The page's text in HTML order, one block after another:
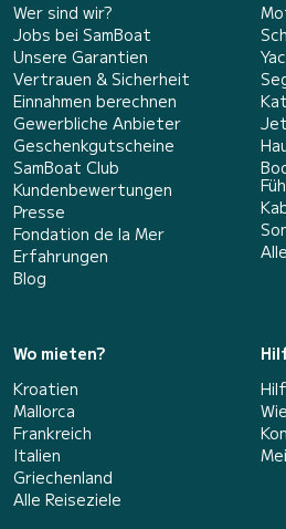
Wer sind wir?
Jobs bei SamBoat
Unsere Garantien
Vertrauen & Sicherheit
Einnahmen berechnen
Gewerbliche Anbieter
Geschenkgutscheine
SamBoat Club
Kundenbewertungen
Presse
Fondation de la Mer
Erfahrungen
Blog
Wo mieten?
Kroatien
Mallorca
Frankreich
Italien
Griechenland
Alle Reiseziele